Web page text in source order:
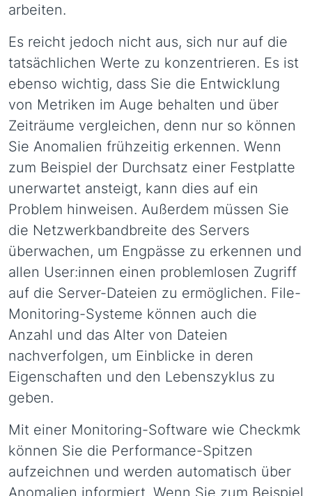
arbeiten.
Es reicht jedoch nicht aus, sich nur auf die
tatsächlichen Werte zu konzentrieren. Es ist
ebenso wichtig, dass Sie die Entwicklung
von Metriken im Auge behalten und über
Zeiträume vergleichen, denn nur so können
Sie Anomalien frühzeitig erkennen. Wenn
zum Beispiel der Durchsatz einer Festplatte
unerwartet ansteigt, kann dies auf ein
Problem hinweisen. Außerdem müssen Sie
die Netzwerkbandbreite des Servers
überwachen, um Engpässe zu erkennen und
allen User:innen einen problemlosen Zugriff
auf die Server-Dateien zu ermöglichen. File-
Monitoring-Systeme können auch die
Anzahl und das Alter von Dateien
nachverfolgen, um Einblicke in deren
Eigenschaften und den Lebenszyklus zu
geben.
Mit einer Monitoring-Software wie Checkmk
können Sie die Performance-Spitzen
aufzeichnen und werden automatisch über
Anomalien informiert. Wenn Sie zum Beispiel